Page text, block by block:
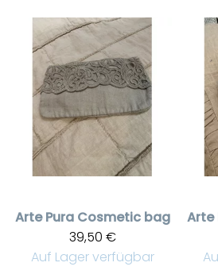
Arte Pura Cosmetic bag
39,50 €
Auf Lager verfügbar
Arte